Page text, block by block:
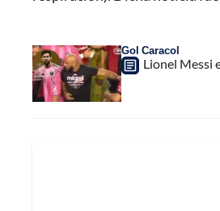
Gol Caracol
Lionel Messi